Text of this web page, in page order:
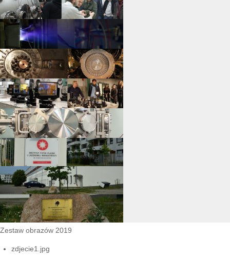
Zestaw obrazów 2019
zdjecie1.jpg